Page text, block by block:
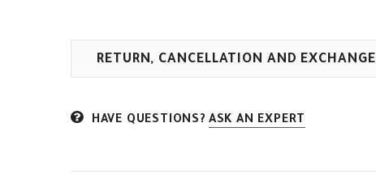
RETURN, CANCELLATION AND EXCHANGE
HAVE QUESTIONS? ASK AN EXPERT